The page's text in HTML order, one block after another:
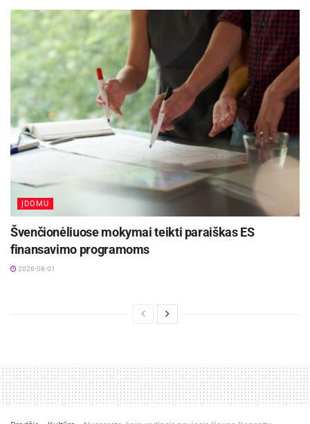
- +
Monika Pivoraitė
ĮDOMU
Švenčionėliuose mokymai teikti paraiškas ES
finansavimo programoms
2026-08-01